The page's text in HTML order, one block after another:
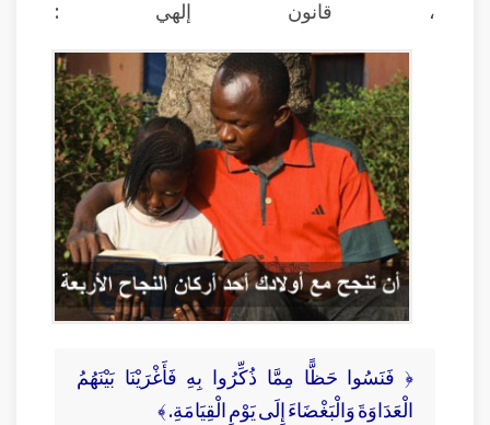
، قانون إلهي :
﴿ فَنَسُوا حَظًّا مِمَّا ذُكِّرُوا بِهِ فَأَغْرَيْنَا بَيْنَهُمُ
الْعَدَاوَةَ وَالْبَغْضَاءَ إِلَى يَوْمِ الْقِيَامَةِ. ﴾